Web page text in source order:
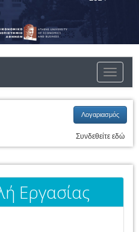
Λογαριασμός
Συνδεθείτε εδώ
Εργασίας